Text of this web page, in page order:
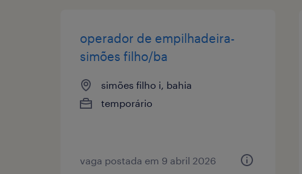
operador de empilhadeira-
simões filho/ba
simões filho i, bahia
temporário
vaga postada em 9 abril 2026